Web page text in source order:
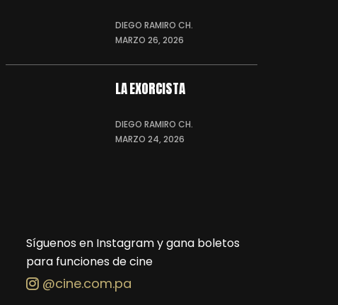
DIEGO RAMIRO CH.
MARZO 26, 2026
LA EXORCISTA
DIEGO RAMIRO CH.
MARZO 24, 2026
Síguenos en Instagram y gana boletos
para funciones de cine
@cine.com.pa